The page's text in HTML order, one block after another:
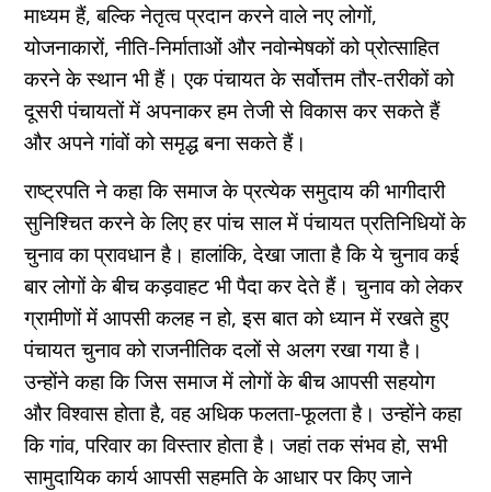
माध्यम हैं, बल्कि नेतृत्व प्रदान करने वाले नए लोगों,
योजनाकारों, नीति-निर्माताओं और नवोन्मेषकों को प्रोत्साहित
करने के स्थान भी हैं। एक पंचायत के सर्वोत्तम तौर-तरीकों को
दूसरी पंचायतों में अपनाकर हम तेजी से विकास कर सकते हैं
और अपने गांवों को समृद्ध बना सकते हैं।
राष्ट्रपति ने कहा कि समाज के प्रत्येक समुदाय की भागीदारी
सुनिश्चित करने के लिए हर पांच साल में पंचायत प्रतिनिधियों के
चुनाव का प्रावधान है। हालांकि, देखा जाता है कि ये चुनाव कई
बार लोगों के बीच कड़वाहट भी पैदा कर देते हैं। चुनाव को लेकर
ग्रामीणों में आपसी कलह न हो, इस बात को ध्यान में रखते हुए
पंचायत चुनाव को राजनीतिक दलों से अलग रखा गया है।
उन्होंने कहा कि जिस समाज में लोगों के बीच आपसी सहयोग
और विश्वास होता है, वह अधिक फलता-फूलता है। उन्होंने कहा
कि गांव, परिवार का विस्तार होता है। जहां तक संभव हो, सभी
सामुदायिक कार्य आपसी सहमति के आधार पर किए जाने